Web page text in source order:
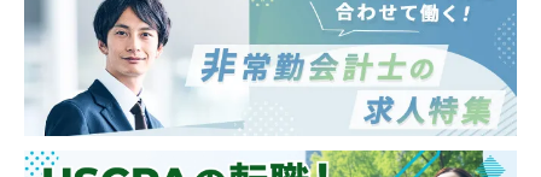
■資金調達支援
■基幹システム導入支援
■監査法人/証券会社対応